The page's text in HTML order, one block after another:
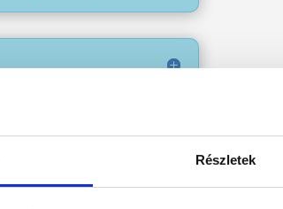
Részletek